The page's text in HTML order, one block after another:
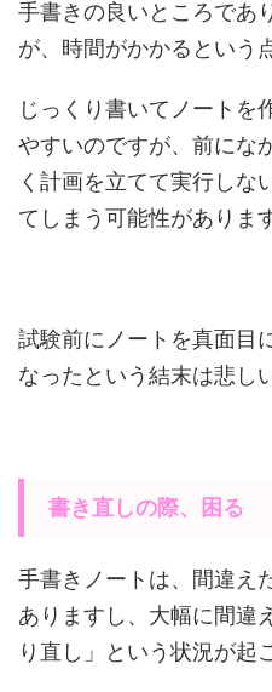
手書きの良いところであ
が、時間がかかるという
じっくり書いてノートを
やすいのですが、前にな
く計画を立てて実行しな
てしまう可能性がありま
試験前にノートを真面目
なったという結末は悲し
書き直しの際、困る
手書きノートは、間違え
ありますし、大幅に間違
り直し」という状況が起